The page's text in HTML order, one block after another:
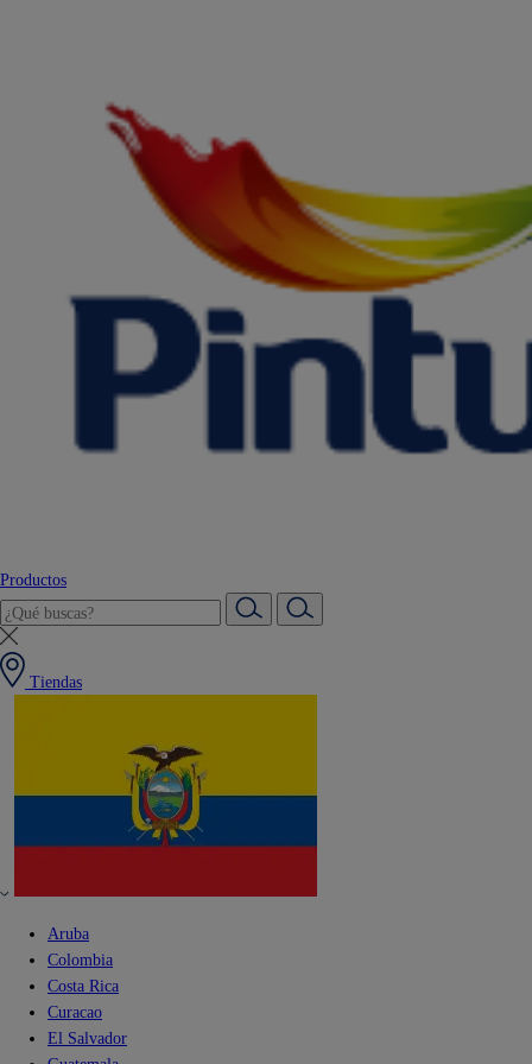
Productos
Tiendas
Aruba
Colombia
Costa Rica
Curacao
El Salvador